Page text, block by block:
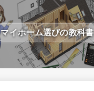
マイホーム選びの教科書